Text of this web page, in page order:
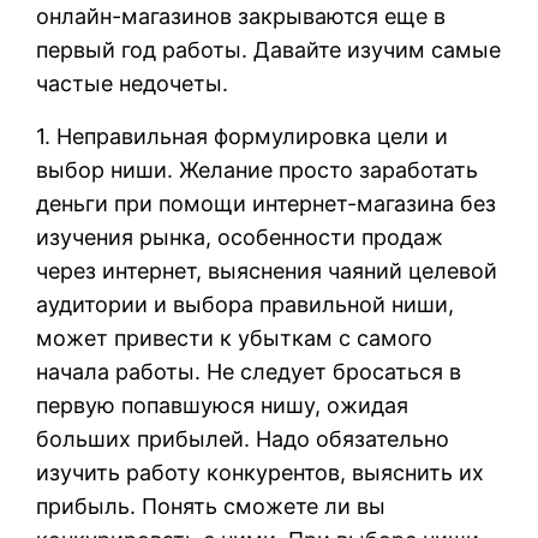
онлайн-магазинов закрываются еще в
первый год работы. Давайте изучим самые
частые недочеты.
1. Неправильная формулировка цели и
выбор ниши. Желание просто заработать
деньги при помощи интернет-магазина без
изучения рынка, особенности продаж
через интернет, выяснения чаяний целевой
аудитории и выбора правильной ниши,
может привести к убыткам с самого
начала работы. Не следует бросаться в
первую попавшуюся нишу, ожидая
больших прибылей. Надо обязательно
изучить работу конкурентов, выяснить их
прибыль. Понять сможете ли вы